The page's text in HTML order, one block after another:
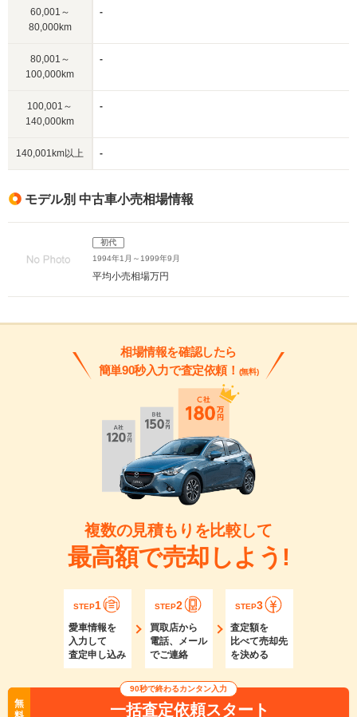
60,001～
80,000km
-
80,001～
100,000km
-
100,001～
140,000km
-
140,001km以上 -
モデル別 中古車小売相場情報
初代
1994年1月～1999年9月
平均小売相場万円
相場情報を確認したら
簡単90秒入力で査定依頼！ (無料)
複数の見積もりを比較して
最高額で売却しよう!
STEP1
愛車情報を
入力して
査定申し込み
STEP2
買取店から
電話、メール
でご連絡
STEP3
査定額を
比べて売却先
を決める
無
90秒で終わるカンタン入力
一括査定依頼スタート